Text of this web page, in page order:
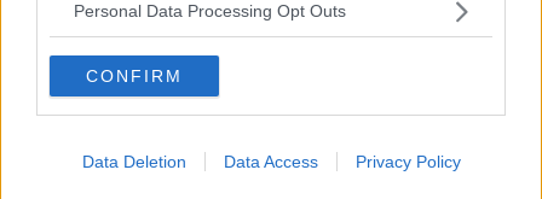
Personal Data Processing Opt Outs
CONFIRM
Data Deletion Data Access Privacy Policy
Serve un esercito europeo
I superbonus rischiano di favorire la mafia
Occorre potenziare il controllo del territorio
​Nuovi scenari narcos a Firenze?
Alla 'ndrangheta piace la Toscana
La "Dichiarazione di Vallombrosa"